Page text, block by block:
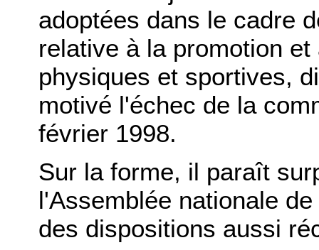
adoptées dans le cadre
relative à la promotion
physiques et sportives,
motivé l'échec de la
février 1998.
Sur la forme, il paraît
l'Assemblée nationale
des dispositions aussi